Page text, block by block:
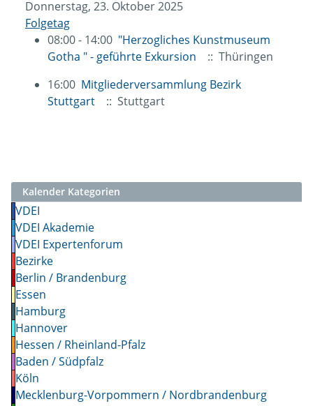
Donnerstag, 23. Oktober 2025
Folgetag
08:00 - 14:00 "Herzogliches Kunstmuseum
Gotha " - geführte Exkursion
:: Thüringen
16:00 Mitgliederversammlung Bezirk
Stuttgart
:: Stuttgart
Kalender Kategorien
VDEI
VDEI Akademie
VDEI Expertenforum
Bezirke
Berlin / Brandenburg
Essen
Hamburg
Hannover
Hessen / Rheinland-Pfalz
Baden / Südpfalz
Köln
Mecklenburg-Vorpommern / Nordbrandenburg